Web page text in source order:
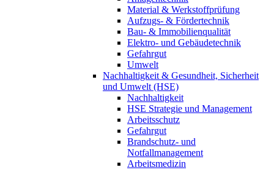
Material & Werkstoffprüfung
Aufzugs- & Fördertechnik
Bau- & Immobilienqualität
Elektro- und Gebäudetechnik
Gefahrgut
Umwelt
Nachhaltigkeit & Gesundheit, Sicherheit
und Umwelt (HSE)
Nachhaltigkeit
HSE Strategie und Management
Arbeitsschutz
Gefahrgut
Brandschutz- und
Notfallmanagement
Arbeitsmedizin